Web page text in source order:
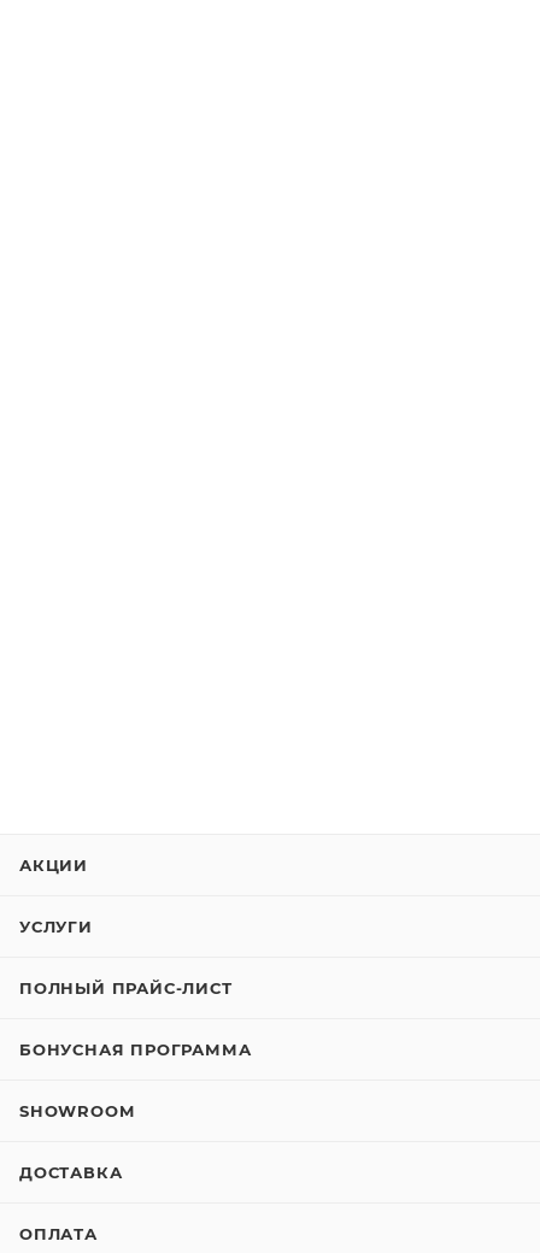
АКЦИИ
УСЛУГИ
ПОЛНЫЙ ПРАЙС-ЛИСТ
БОНУСНАЯ ПРОГРАММА
SHOWROOM
ДОСТАВКА
ОПЛАТА